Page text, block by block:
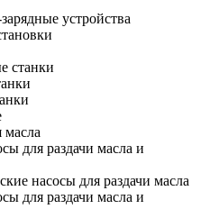
устройства
станки
масла
для раздачи масла и
насосы для раздачи масла
для раздачи масла и